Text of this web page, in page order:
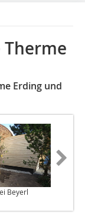
Erding und
Beyerl